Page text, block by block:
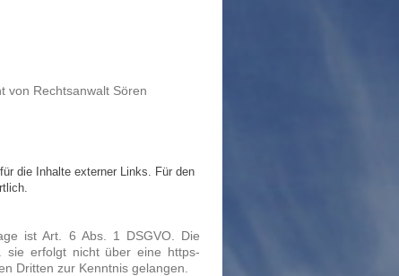
von Rechtsanwalt Sören
die Inhalte externer Links. Für den
ist Art. 6 Abs. 1 DSGVO. Die
sie erfolgt nicht über eine https-
Dritten zur Kenntnis gelangen.